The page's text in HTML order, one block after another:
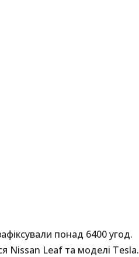
понад 6400 угод.
Nissan Leaf та моделі Tesla.